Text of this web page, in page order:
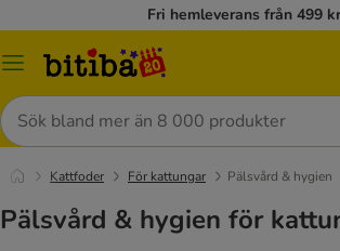
Fri hemleverans från 499
Meny
Sök
Kattfoder För kattungar Pälsvård & hygien
Pälsvård & hygien för